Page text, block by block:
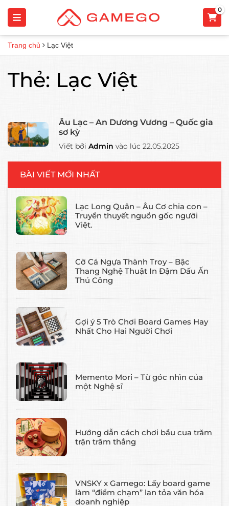
0
Trang chủ Lạc Việt
Thẻ: Lạc Việt
Âu Lạc – An Dương Vương – Quốc gia
sơ kỳ
Viết bởi Admin vào lúc 22.05.2025
BÀI VIẾT MỚI NHẤT
Lạc Long Quân – Âu Cơ chia con –
Truyền thuyết nguồn gốc người
Việt.
Cờ Cá Ngựa Thành Troy – Bậc
Thang Nghệ Thuật In Đậm Dấu Ấn
Thủ Công
Gợi ý 5 Trò Chơi Board Games Hay
Nhất Cho Hai Người Chơi
Memento Mori – Từ góc nhìn của
một Nghệ sĩ
Hướng dẫn cách chơi bầu cua trăm
trận trăm thắng
VNSKY x Gamego: Lấy board game
làm “điểm chạm” lan tỏa văn hóa
doanh nghiệp